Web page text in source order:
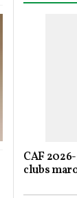
CAF
clubs